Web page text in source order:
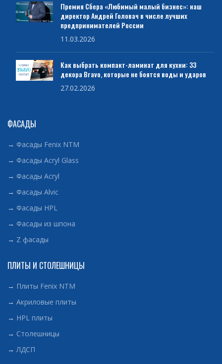
Премия Сбера «Любимый малый бизнес»: наш
директор Андрей Головач в числе лучших
предпринимателей России
11.03.2026
Как выбрать компакт-ламинат для кухни: 33
декора Bravo, которые не боятся воды и ударов
27.02.2026
ФАСАДЫ
→ Фасады Fenix NTM
→ Фасады Acryl Glass
→ Фасады Acryl
→ Фасады Alvic
→ Фасады HPL
→ Фасады из шпона
→ Z фасады
ПЛИТЫ И СТОЛЕШНИЦЫ
→ Плиты Fenix NTM
→ Акриловые плиты
→ HPL плиты
→ Столешницы
→ЛДСП